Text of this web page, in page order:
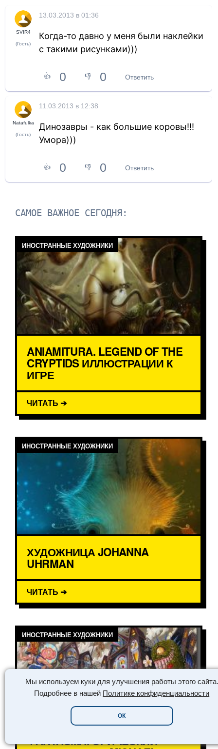
Мы используем куки для улучшения работы этого сайта.
Подробнее в нашей Политике конфиденциальности
ОК
SVIR4
(Гость)
13.03.2013 в 01:36
Когда-то давно у меня были наклейки
с такими рисунками)))
👍 0 👎 0 Ответить
Natafulka
(Гость)
11.03.2013 в 12:38
Динозавры - как большие коровы!!!
Умора)))
👍 0 👎 0 Ответить
САМОЕ ВАЖНОЕ СЕГОДНЯ:
ИНОСТРАННЫЕ ХУДОЖНИКИ
ANIAMITURA. LEGEND OF THE
CRYPTIDS ИЛЛЮСТРАЦИИ К
ИГРЕ
ЧИТАТЬ ➔
ИНОСТРАННЫЕ ХУДОЖНИКИ
ХУДОЖНИЦА JOHANNA
UHRMAN
ЧИТАТЬ ➔
ИНОСТРАННЫЕ ХУДОЖНИКИ
ФАНТАСМАГОРИЧЕСКИЙ